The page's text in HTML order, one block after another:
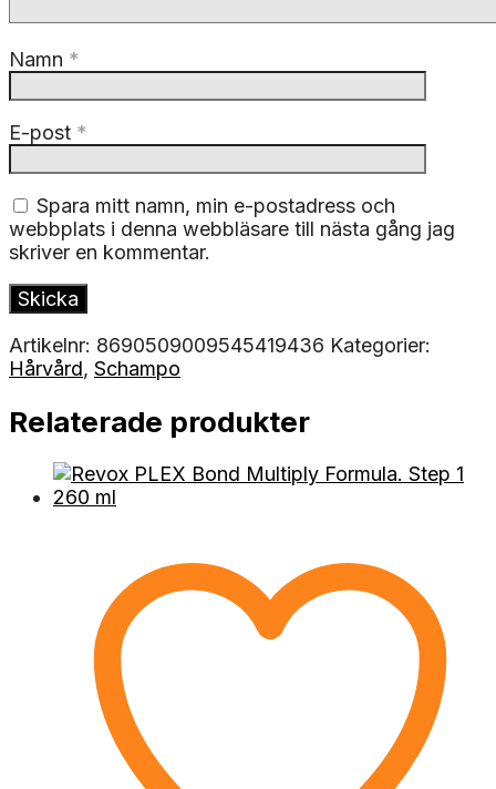
Namn *
E-post *
Spara mitt namn, min e-postadress och
webbplats i denna webbläsare till nästa gång jag
skriver en kommentar.
Artikelnr: 8690509009545419436 Kategorier:
Hårvård, Schampo
Relaterade produkter